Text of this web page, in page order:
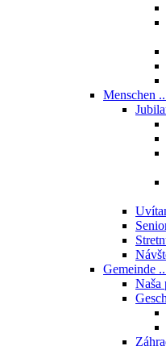
Menschen
Gemeinde
Naša